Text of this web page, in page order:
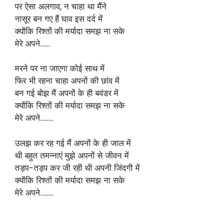
पर ऐसा अलगाव, न चाहा था मैंने
नासूर बन गए हैं घाव इस दर्द में
क्योंकि रिश्तों की मर्यादा समझ ना सके
मेरे अपने……
मरने पर ना जाएगा कोई साथ में
फिर भी रहना चाहा अपनों की छांव में
बन गई बोझ मैं अपनों के ही बवंडर में
क्योंकि रिश्तों की मर्यादा समझ ना सके
मेरे अपने……..
उलझ कर रह गई मैं अपनों के ही जाल में
थी बहुत तमन्नाएं मुझे अपनों से जीवन में
तड़प-तड़प कर जी रही थी अपनी जिंदगी में
क्योंकि रिश्तों की मर्यादा समझ ना सके
मेरे अपने……..